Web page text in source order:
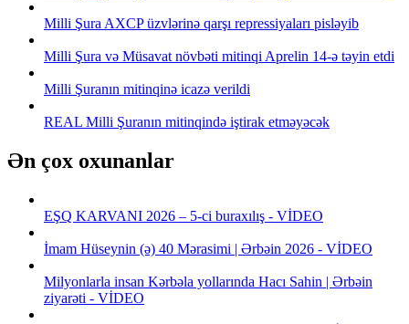
Milli Şura AXCP üzvlərinə qarşı repressiyaları pisləyib
Milli Şura və Müsavat növbəti mitinqi Aprelin 14-ə təyin etdi
Milli Şuranın mitinqinə icazə verildi
REAL Milli Şuranın mitinqində iştirak etməyəcək
Ən çox oxunanlar
EŞQ KARVANI 2026 – 5-ci buraxılış - VİDEO
İmam Hüseynin (ə) 40 Mərasimi | Ərbəin 2026 - VİDEO
Milyonlarla insan Kərbəla yollarında Hacı Sahin | Ərbəin
ziyarəti - VİDEO